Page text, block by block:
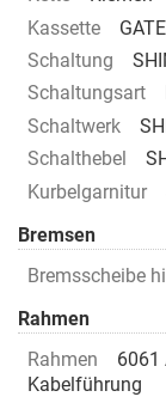
Kassette
Schaltung
Schaltungsart
Schaltwerk
Schalthebel
Kurbelgarnitur
Bremsen
Bremsscheibe
Rahmen
Rahmen
6061
Kabelführung